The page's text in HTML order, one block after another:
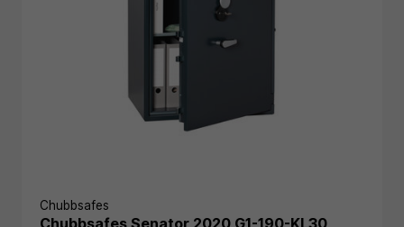
Chubbsafes
Chubbsafes Senator 2020 G1-190-KL30